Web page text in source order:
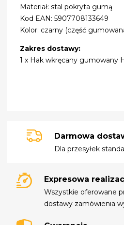
Materiał: stal pokryta gumą
Kod EAN: 5907708133649
Kolor: czarny (część
Zakres dostawy:
1 x Hak wkręcany gumowany
Darmowa
Dla przesyłek
Expresowa
Wszystkie oferowane
dostawy zamówienia